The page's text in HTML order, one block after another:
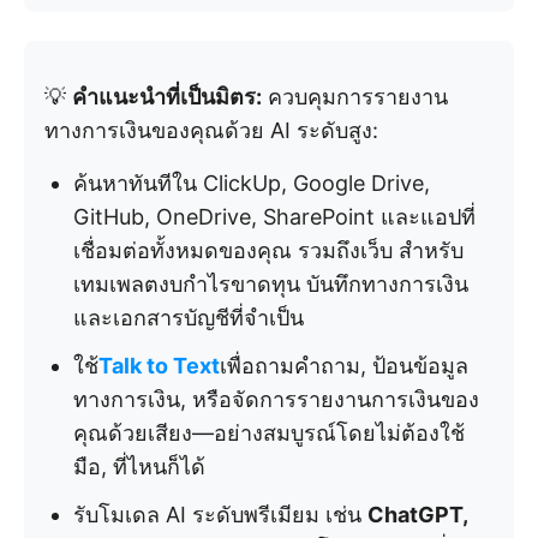
💡 คำแนะนำที่เป็นมิตร: ควบคุมการรายงาน
ทางการเงินของคุณด้วย AI ระดับสูง:
ค้นหาทันทีใน ClickUp, Google Drive,
GitHub, OneDrive, SharePoint และแอปที่
เชื่อมต่อทั้งหมดของคุณ รวมถึงเว็บ สำหรับ
เทมเพลตงบกำไรขาดทุน บันทึกทางการเงิน
และเอกสารบัญชีที่จำเป็น
ใช้Talk to Textเพื่อถามคำถาม, ป้อนข้อมูล
ทางการเงิน, หรือจัดการรายงานการเงินของ
คุณด้วยเสียง—อย่างสมบูรณ์โดยไม่ต้องใช้
มือ, ที่ไหนก็ได้
รับโมเดล AI ระดับพรีเมียม เช่น ChatGPT,